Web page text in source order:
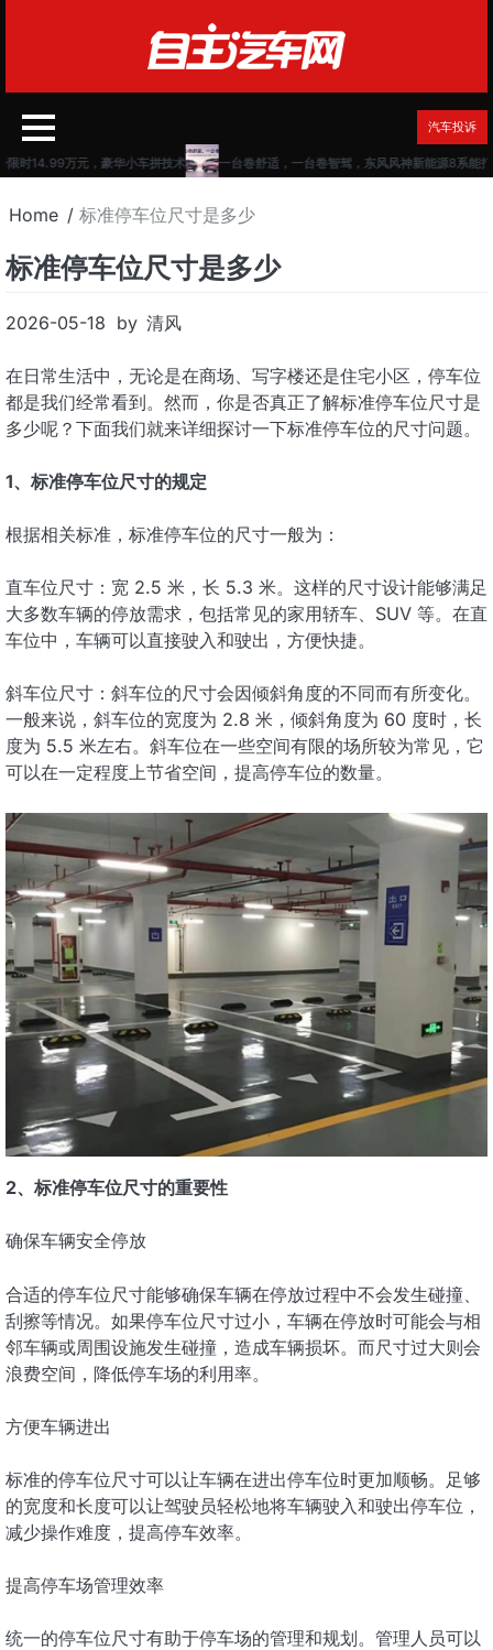
汽车投诉
时14.99万元，豪华小车拼技术 一台卷舒适，一台卷智驾，东风风神新能源8系能打
Home 标准停车位尺寸是多少
标准停车位尺寸是多少
2026-05-18 by 清风
在日常生活中，无论是在商场、写字楼还是住宅小区，停车位
都是我们经常看到。然而，你是否真正了解标准停车位尺寸是
多少呢？下面我们就来详细探讨一下标准停车位的尺寸问题。
1、标准停车位尺寸的规定
根据相关标准，标准停车位的尺寸一般为：
直车位尺寸：宽 2.5 米，长 5.3 米。这样的尺寸设计能够满足
大多数车辆的停放需求，包括常见的家用轿车、SUV 等。在直
车位中，车辆可以直接驶入和驶出，方便快捷。
斜车位尺寸：斜车位的尺寸会因倾斜角度的不同而有所变化。
一般来说，斜车位的宽度为 2.8 米，倾斜角度为 60 度时，长
度为 5.5 米左右。斜车位在一些空间有限的场所较为常见，它
可以在一定程度上节省空间，提高停车位的数量。
2、标准停车位尺寸的重要性
确保车辆安全停放
合适的停车位尺寸能够确保车辆在停放过程中不会发生碰撞、
刮擦等情况。如果停车位尺寸过小，车辆在停放时可能会与相
邻车辆或周围设施发生碰撞，造成车辆损坏。而尺寸过大则会
浪费空间，降低停车场的利用率。
方便车辆进出
标准的停车位尺寸可以让车辆在进出停车位时更加顺畅。足够
的宽度和长度可以让驾驶员轻松地将车辆驶入和驶出停车位，
减少操作难度，提高停车效率。
提高停车场管理效率
统一的停车位尺寸有助于停车场的管理和规划。管理人员可以